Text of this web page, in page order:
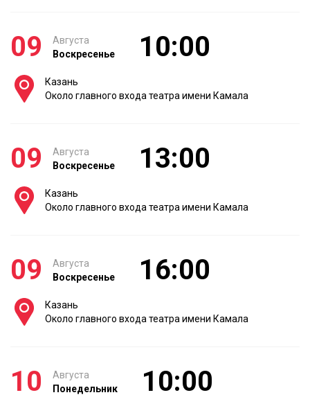
09
Августа
Воскресенье
10:00
Казань
Около главного входа театра имени Камала
09
Августа
Воскресенье
13:00
Казань
Около главного входа театра имени Камала
09
Августа
Воскресенье
16:00
Казань
Около главного входа театра имени Камала
10
Августа
Понедельник
10:00